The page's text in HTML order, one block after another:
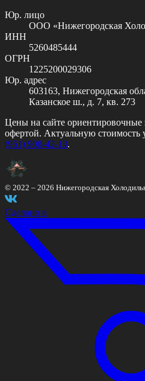
Юр. лицо
ООО «Нижегородская
ИНН
5260485444
ОГРН
1225200029306
Юр. адрес
603163, Нижегородская
Казанское ш., д. 7, кв. 273
Цены на сайте
офертой. Актуальную стоимость
(951) 908-42-13.
© 2022 – 2026 Нижегородская
Сделано в